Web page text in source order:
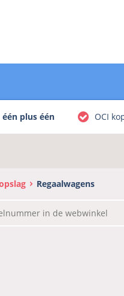
plus één OCI
Regaalwagens